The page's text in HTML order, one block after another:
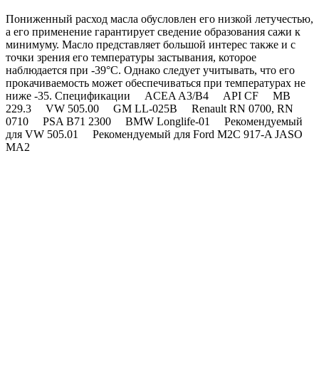
Пониженный расход масла обусловлен его низкой летучестью,
а его применение гарантирует сведение образования сажи к
минимуму. Масло представляет большой интерес также и с
точки зрения его температуры застывания, которое
наблюдается при -39°С. Однако следует учитывать, что его
прокачиваемость может обеспечиваться при температурах не
ниже -35. Спецификации ACEA A3/B4 API CF
MB
229.3
VW 505.00 GM LL-025B
Renault RN 0700, RN
0710
PSA B71 2300 BMW Longlife-01
Рекомендуемый
для VW 505.01
Рекомендуемый для Ford M2C 917-A JASO
MA2